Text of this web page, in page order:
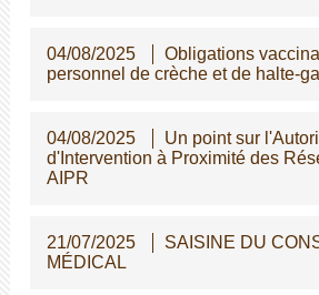
04/08/2025
Obligations
personnel de crèche et de halte-
04/08/2025
Un point sur
d'Intervention à Proximité des
AIPR
21/07/2025
SAISINE DU
MÉDICAL